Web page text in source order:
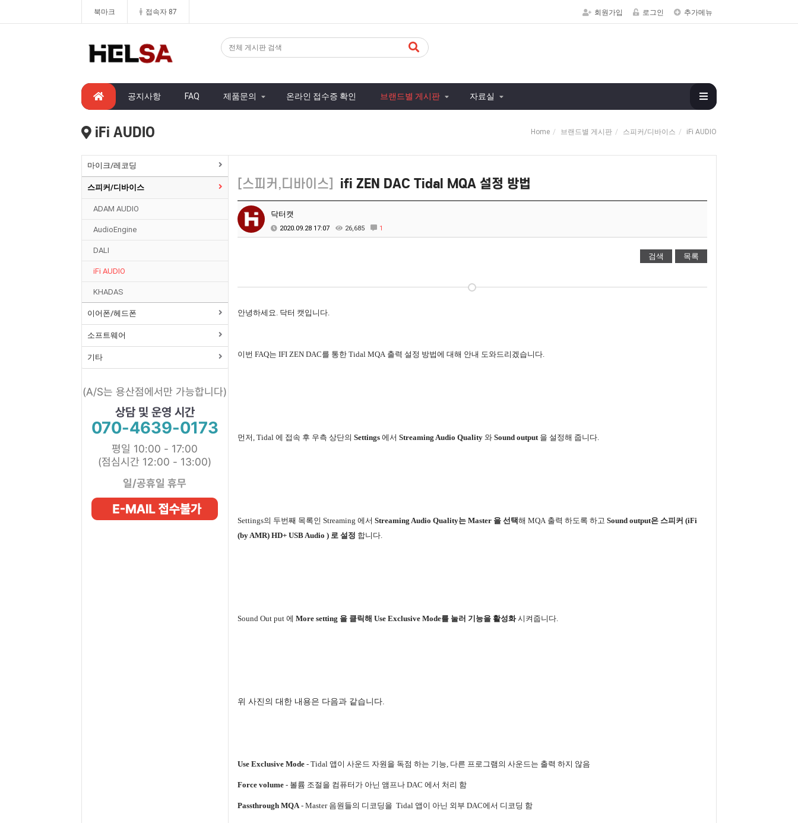
북마크 접속자 87 회원가입 로그인 추가메뉴
공지사항 FAQ 제품문의 온라인 접수증 확인 브랜드별 게시판 자료실
iFi AUDIO Home 브랜드별 게시판 스피커/디바이스 iFi AUDIO
마이크/레코딩
스피커/디바이스
ADAM AUDIO
AudioEngine
DALI
iFi AUDIO
KHADAS
이어폰/헤드폰
소프트웨어
기타
(A/S는 용산점에서만 가능합니다)
상담 및 운영 시간
070-4639-0173
평일 10:00 - 17:00
(점심시간 12:00 - 13:00)
일/공휴일 휴무
[스피커,디바이스] ifi ZEN DAC Tidal MQA 설정 방법
닥터캣
2020.09.28 17:07 26,685 1
검색 목록
안녕하세요. 닥터 캣입니다.
이번 FAQ는 IFI ZEN DAC를 통한 Tidal MQA 출력 설정 방법에 대해 안내 도와드리겠습니다.
먼저, Tidal 에 접속 후 우측 상단의 Settings 에서 Streaming Audio Quality 와 Sound output 을 설정해 줍니다.
Settings의 두번째 목록인 Streaming 에서 Streaming Audio Quality는Master 을 선택해 MQA 출력 하도록 하고 Sound output은 스피커 (iFi
(by AMR) HD+ USB Audio ) 로 설정 합니다.
Sound Out put 에 More setting 을 클릭해 Use Exclusive Mode를 눌러 기능을 활성화 시켜줍니다.
위 사진의 대한 내용은 다음과 같습니다.
Use Exclusive Mode- Tidal 앱이 사운드 자원을 독점 하는 기능, 다른 프로그램의 사운드는 출력 하지 않음
Force volume - 볼륨 조절을 컴퓨터가 아닌 앰프나DAC 에서 처리 함
Passthrough MQA- Master 음원들의 디코딩을 Tidal 앱이 아닌 외부 DAC에서 디코딩 함